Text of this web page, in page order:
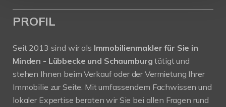
PROFIL
Seit 2013 sind wir als Immobilienmakler für Sie in
Minden - Lübbecke und Schaumburgtätigt und
stehen Ihnen beim Verkauf oder der Vermietung Ihrer
Immobilie zur Seite. Mit umfassendem Fachwissen und
lokaler Expertise beraten wir Sie bei allen Fragen rund